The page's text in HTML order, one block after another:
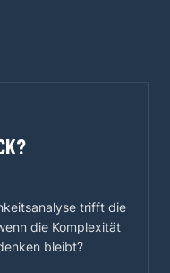
trifft die
die Komplexität
bleibt?